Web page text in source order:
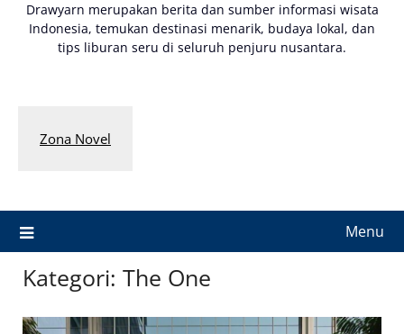
Drawyarn merupakan berita dan sumber informasi wisata
Indonesia, temukan destinasi menarik, budaya lokal, dan
tips liburan seru di seluruh penjuru nusantara.
Zona Novel
Menu
Kategori: The One